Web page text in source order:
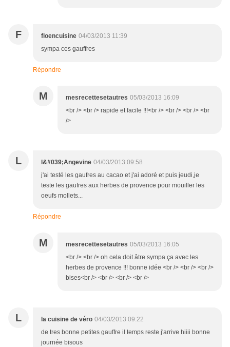
F floencuisine 04/03/2013 11:39
sympa ces gauffres
Répondre
M mesrecettesetautres 05/03/2013 16:09
<br /> <br /> rapide et facile !!!<br /> <br /> <br /> <br
/>
L l&#039;Angevine 04/03/2013 09:58
j'ai testé les gaufres au cacao et j'ai adoré et puis jeudi,je
teste les gaufres aux herbes de provence pour mouiller les
oeufs mollets...
Répondre
M mesrecettesetautres 05/03/2013 16:05
<br /> <br /> oh cela doit âtre sympa ça avec les
herbes de provence !!! bonne idée <br /> <br /> <br />
bises<br /> <br /> <br /> <br />
L la cuisine de véro 04/03/2013 09:22
de tres bonne petites gauffre il temps reste j'arrive hiiii bonne
journée bisous